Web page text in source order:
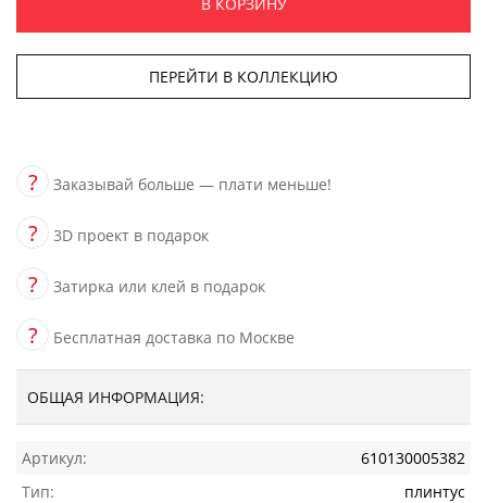
ПЕРЕЙТИ В КОЛЛЕКЦИЮ
? Заказывай больше — плати меньше!
? 3D проект в подарок
? Затирка или клей в подарок
? Бесплатная доставка по Москве
ОБЩАЯ ИНФОРМАЦИЯ:
Артикул:
610130005382
Тип:
плинтус